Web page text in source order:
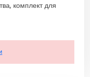
комплект для